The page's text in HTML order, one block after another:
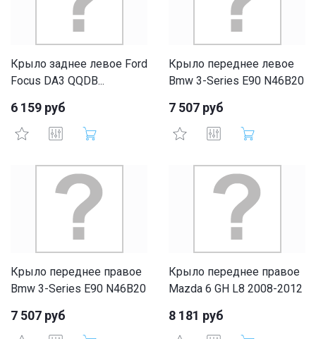
Крыло заднее левое Ford
Focus DA3 QQDB...
6 159 руб
Крыло переднее левое
Bmw 3-Series E90 N46B20
7 507 руб
Крыло переднее правое
Bmw 3-Series E90 N46B20
7 507 руб
Крыло переднее правое
Mazda 6 GH L8 2008-2012
8 181 руб